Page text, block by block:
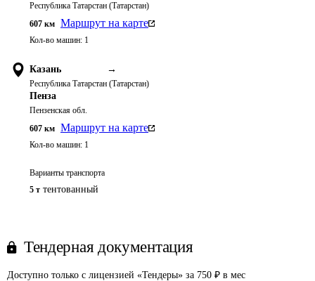
Республика Татарстан (Татарстан)
607 км Маршрут на карте
Кол-во машин: 1
Казань →
Республика Татарстан (Татарстан)
Пенза
Пензенская обл.
607 км Маршрут на карте
Кол-во машин: 1
Варианты транспорта
5 т тентованный
Тендерная документация
Доступно только с лицензией «Тендеры» за 750 ₽ в мес